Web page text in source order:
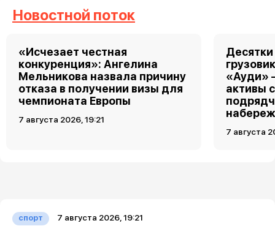
Новостной поток
«Исчезает честная
конкуренция»: Ангелина
Мельникова назвала причину
отказа в получении визы для
чемпионата Европы
7 августа 2026, 19:21
«Ауди»
активы
7 августа
спорт 7 августа 2026, 19:21